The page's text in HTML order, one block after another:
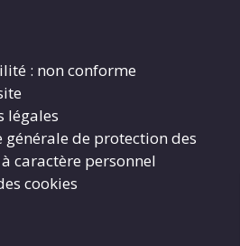
: non conforme
légales
générale de protection des
caractère personnel
cookies